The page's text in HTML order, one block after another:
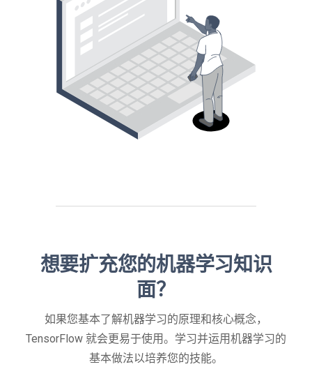
想要扩充您的机器学习知识
面？
如果您基本了解机器学习的原理和核心概念，
TensorFlow 就会更易于使用。学习并运用机器学习的
基本做法以培养您的技能。